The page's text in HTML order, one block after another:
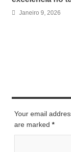
Janeiro 9, 2026
Your email
are marked *